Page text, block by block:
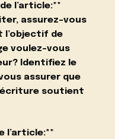
l’article:**
assurez-vous
l’objectif de
voulez-vous
Identifiez le
assurer que
écriture soutient
l’article:**